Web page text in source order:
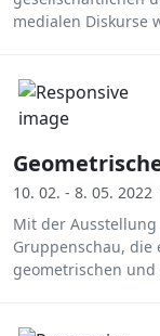
medialen Diskurse
10. 02. - 8. 05.
Mit der
Gruppenschau,
geometrischen